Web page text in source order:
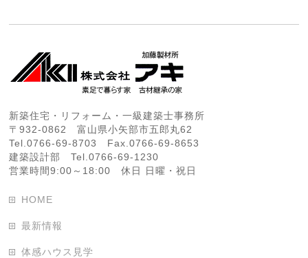
新築住宅・リフォーム・一級建築士事務所
〒932-0862 富山県小矢部市五郎丸62
Tel.0766-69-8703 Fax.0766-69-8653
建築設計部 Tel.0766-69-1230
営業時間9:00～18:00 休日 日曜・祝日
HOME
最新情報
体感ハウス見学